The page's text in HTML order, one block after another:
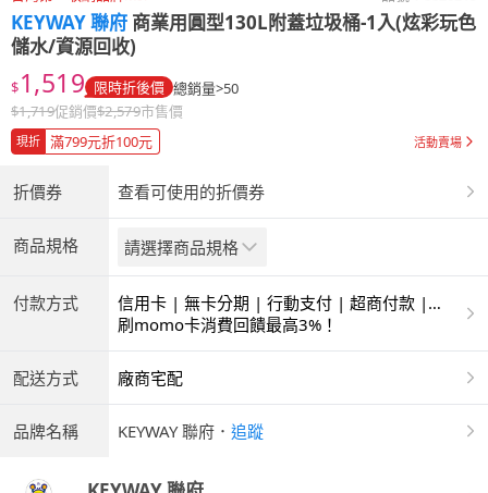
KEYWAY 聯府 商業用圓型130L附蓋垃圾桶-1入(炫彩玩色
儲水/資源回收)
$1,519 限時折後價 總銷量>50
$1,719促銷價$2,579市售價
現折 滿799元折100元 活動賣場
折價券 查看可使用的折價券
商品規格 請選擇商品規格
付款方式
信用卡 | 無卡分期 | 行動支付 | 超商付款 |
ATM | 銀聯卡
刷momo卡消費回饋最高3%！
配送方式 廠商宅配
品牌名稱 KEYWAY 聯府 ． 追蹤